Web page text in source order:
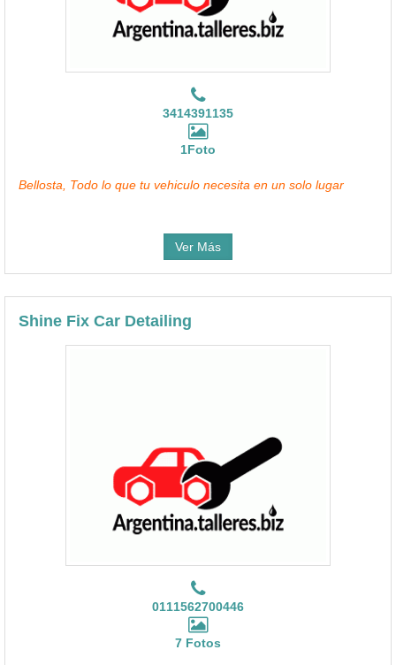
3414391135
1Foto
Bellosta, Todo lo que tu vehiculo necesita en un solo lugar
Ver Más
Shine Fix Car Detailing
0111562700446
7 Fotos